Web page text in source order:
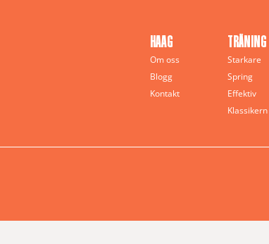
HAAG
Om oss
Blogg
Kontakt
TRÄNING
Starkare
Spring
Effektiv
Klassikern